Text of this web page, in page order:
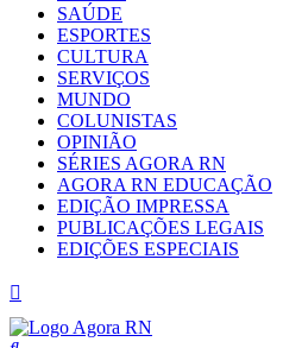
SAÚDE
ESPORTES
CULTURA
SERVIÇOS
MUNDO
COLUNISTAS
OPINIÃO
SÉRIES AGORA RN
AGORA RN EDUCAÇÃO
EDIÇÃO IMPRESSA
PUBLICAÇÕES LEGAIS
EDIÇÕES ESPECIAIS